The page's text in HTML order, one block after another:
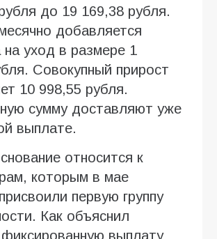
до 19 169,38 рубля.
добавляется
на уход в размере 1
Совокупный прирост
10 998,55 рубля.
сумму доставляют уже
выплате.
относится к
которым в мае
первую группу
Как объяснил
выплату